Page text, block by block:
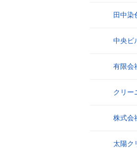
田中染
中央ビ
有限会
クリー
株式会
太陽ク